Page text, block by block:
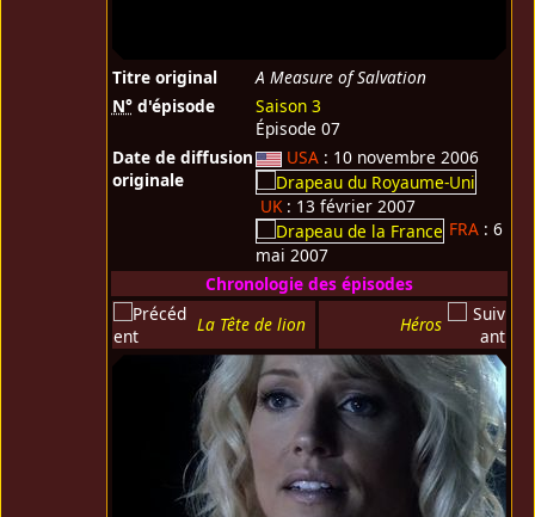
Titre original
A Measure of Salvation
N°d'épisode
Saison 3
Épisode 07
Date de diffusion
originale
USA: 10 novembre 2006
UK: 13 février 2007
FRA: 6
mai 2007
Chronologie des épisodes
La Tête de lion
Héros